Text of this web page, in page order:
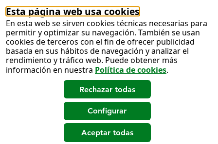
Esta página web usa cookies
En esta web se sirven cookies técnicas necesarias para
permitir y optimizar su navegación. También se usan
cookies de terceros con el fin de ofrecer publicidad
basada en sus hábitos de navegación y analizar el
rendimiento y tráfico web. Puede obtener más
información en nuestra Política de cookies.